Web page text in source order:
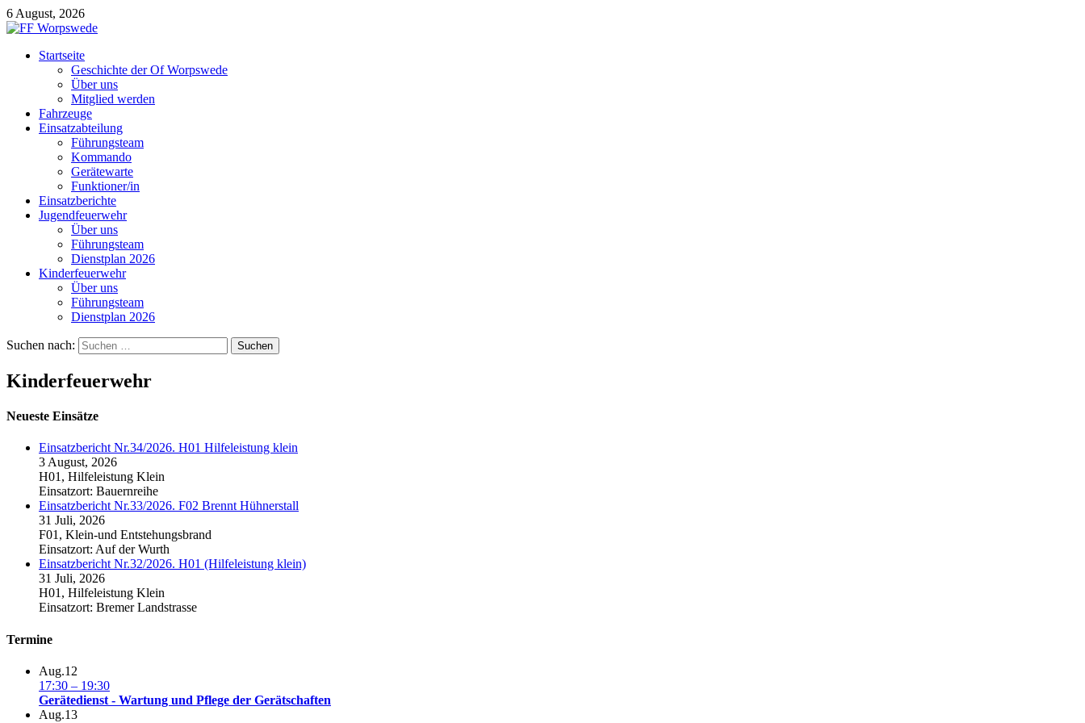
6 August, 2026
Startseite
Geschichte der Of Worpswede
Über uns
Mitglied werden
Fahrzeuge
Einsatzabteilung
Führungsteam
Kommando
Gerätewarte
Funktioner/in
Einsatzberichte
Jugendfeuerwehr
Über uns
Führungsteam
Dienstplan 2026
Kinderfeuerwehr
Über uns
Führungsteam
Dienstplan 2026
Suchen nach:
Kinderfeuerwehr
Neueste Einsätze
Einsatzbericht Nr.34/2026. H01 Hilfeleistung klein
3 August, 2026
H01, Hilfeleistung Klein
Einsatzort: Bauernreihe
Einsatzbericht Nr.33/2026. F02 Brennt Hühnerstall
31 Juli, 2026
F01, Klein-und Entstehungsbrand
Einsatzort: Auf der Wurth
Einsatzbericht Nr.32/2026. H01 (Hilfeleistung klein)
31 Juli, 2026
H01, Hilfeleistung Klein
Einsatzort: Bremer Landstrasse
Termine
Aug.12
17:30 – 19:30
Gerätedienst - Wartung und Pflege der Gerätschaften
Aug.13